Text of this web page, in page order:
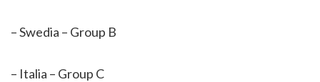
– Swedia – Group B
– Italia – Group C